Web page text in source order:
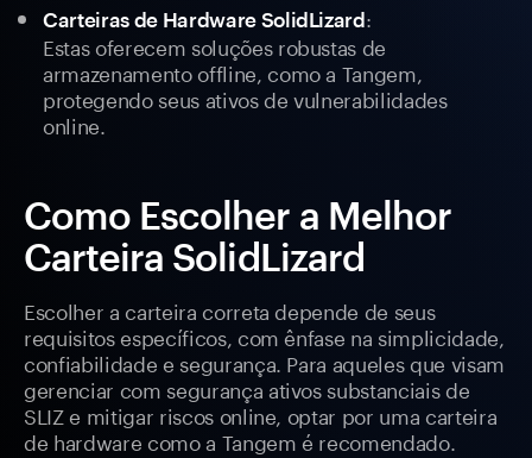
Carteiras de Hardware SolidLizard:
Estas oferecem soluções robustas de
armazenamento offline, como a Tangem,
protegendo seus ativos de vulnerabilidades
online.
Como Escolher a Melhor
Carteira SolidLizard
Escolher a carteira correta depende de seus
requisitos específicos, com ênfase na simplicidade,
confiabilidade e segurança. Para aqueles que visam
gerenciar com segurança ativos substanciais de
SLIZ e mitigar riscos online, optar por uma carteira
de hardware como a Tangem é recomendado.